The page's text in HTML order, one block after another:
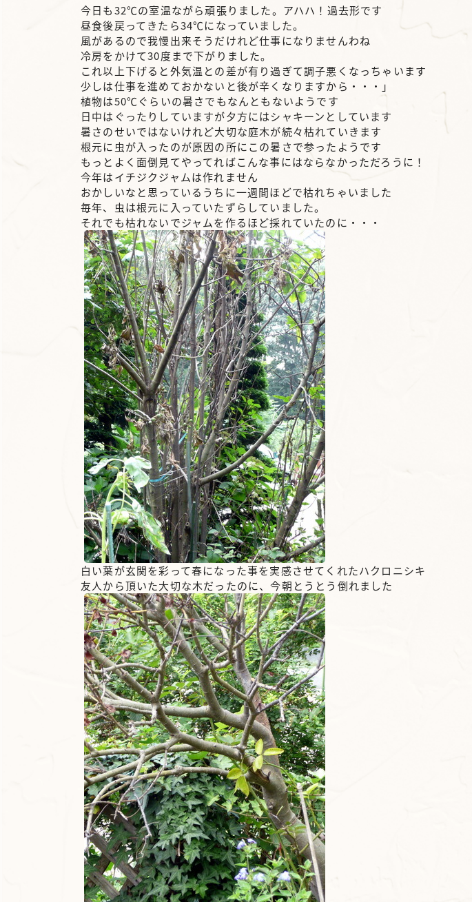
今日も32℃の室温ながら頑張りました。アハハ！過去形です
昼食後戻ってきたら34℃になっていました。
風があるので我慢出来そうだけれど仕事になりませんわね
冷房をかけて30度まで下がりました。
これ以上下げると外気温との差が有り過ぎて調子悪くなっちゃいます
少しは仕事を進めておかないと後が辛くなりますから・・・」
植物は50℃ぐらいの暑さでもなんともないようです
日中はぐったりしていますが夕方にはシャキーンとしています
暑さのせいではないけれど大切な庭木が続々枯れていきます
根元に虫が入ったのが原因の所にこの暑さで参ったようです
もっとよく面倒見てやってればこんな事にはならなかっただろうに！
今年はイチジクジャムは作れません
おかしいなと思っているうちに一週間ほどで枯れちゃいました
毎年、虫は根元に入っていたずらしていました。
それでも枯れないでジャムを作るほど採れていたのに・・・
白い葉が玄関を彩って春になった事を実感させてくれたハクロニシキ
友人から頂いた大切な木だったのに、今朝とうとう倒れました